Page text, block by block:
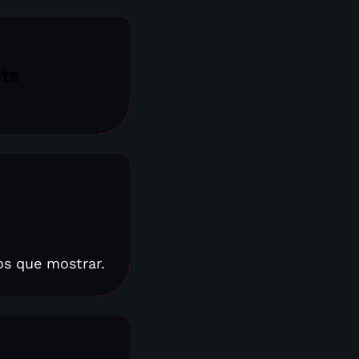
que mostrar.